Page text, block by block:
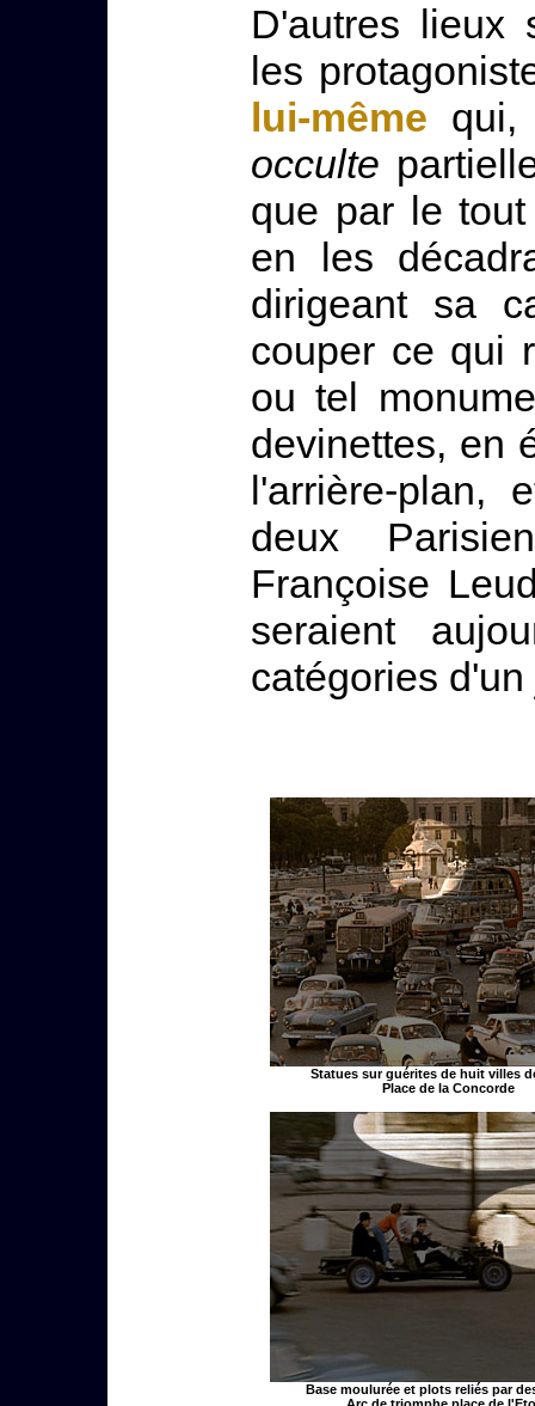
D'autres lieux
les
lui-même qui,
occulte
que par le
en les
dirigeant sa
couper ce qui
ou tel
devinettes, en
l'arrière-plan,
deux
Françoise
seraient
catégories
Statues sur guérites de huit villes
Place de la Concorde
Base moulurée et plots reliés par